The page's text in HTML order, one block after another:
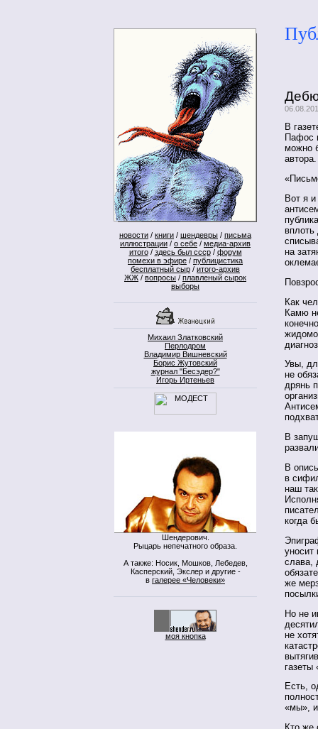
новости / книги / шендевры / письма
иллюстрации / о себе / медиа-архив
итого/ здесь был ссср/ форум
помехи в эфире / публицистика
бесплатный сыр / итого-архив
ЖЖ / вопросы / плавленый сырок
выборы
Михаил Златковский
Перлодром
Владимир Вишневский
Борис Жутовский
журнал "Бесэдер?"
Игорь Иртеньев
Шендерович.
Рыцарь непечатного образа.
А также: Носик, Мошков, Лебедев,
Касперский, Экслер и другие -
в галерее «Человеки»
моя кнопка
В
Пафос
можно
автора.
Вот я
на
Как
Камю
Увы,
не
дрянь
В
В
в
наш
когда
уносит
слава,
же
Но не
не
газеты
Есть,
«мы»,